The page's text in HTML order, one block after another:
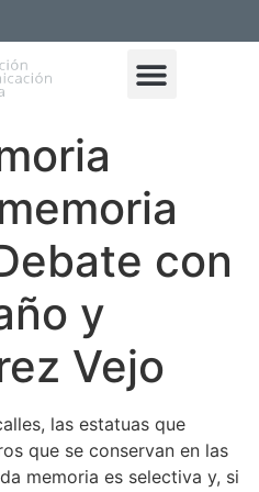
con
y
Vejo
las estatuas que
que se conservan en las
memoria es selectiva y, si